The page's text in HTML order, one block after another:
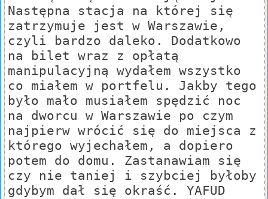
Następna stacja na której się
zatrzymuje jest w Warszawie,
czyli bardzo daleko. Dodatkowo
na bilet wraz z opłatą
manipulacyjną wydałem wszystko
co miałem w portfelu. Jakby tego
było mało musiałem spędzić noc
na dworcu w Warszawie po czym
najpierw wrócić się do miejsca z
którego wyjechałem, a dopiero
potem do domu. Zastanawiam się
czy nie taniej i szybciej byłoby
gdybym dał się okraść. YAFUD